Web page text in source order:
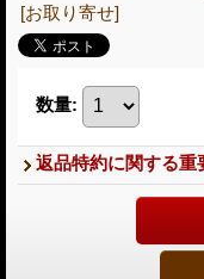
[お取り寄せ]
数量:
返品特約に関する重